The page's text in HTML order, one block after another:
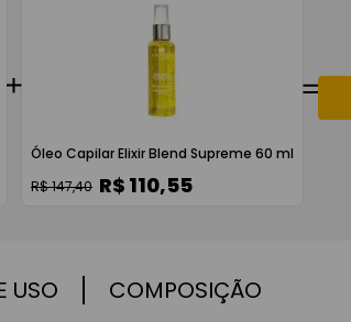
Óleo Capilar Elixir Blend Supreme 60 ml
R$ 147,40 R$ 110,55
USO COMPOSIÇÃO